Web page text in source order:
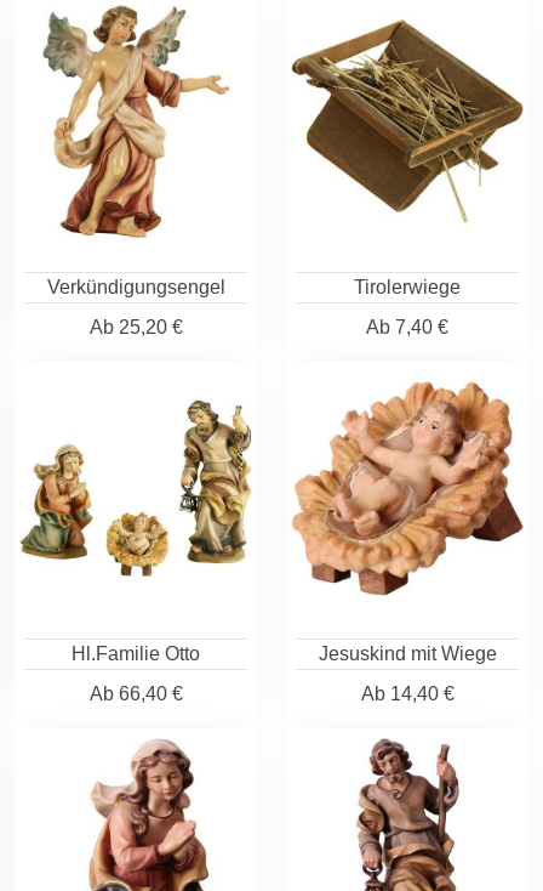
Verkündigungsengel
Ab25,20 €
Tirolerwiege
Ab 7,40 €
Hl.Familie Otto
Ab66,40 €
Jesuskind mit Wiege
Ab14,40 €